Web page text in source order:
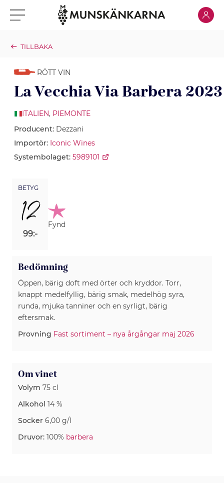
Klicka för meny Klicka
TILLBAKA
RÖTT VIN
La Vecchia Via Barbera 2023
ITALIEN, PIEMONTE
Producent: Dezzani
Importör: Iconic Wines
Systembolaget: 5989101
BETYG
12
99:-
Fynd
Bedömning
Öppen, bärig doft med örter och kryddor. Torr,
knappt medelfyllig, bärig smak, medelhög syra,
runda, mjuka tanniner och en syrligt, bärig
eftersmak.
Provning Fast sortiment – nya årgångar maj 2026
Om vinet
Volym 75 cl
Alkohol 14 %
Socker 6,00 g/l
Druvor: 100% barbera